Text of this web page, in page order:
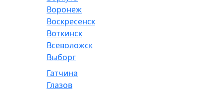
Воронеж
Воскресенск
Воткинск
Всеволожск
Выборг
Гатчина
Глазов